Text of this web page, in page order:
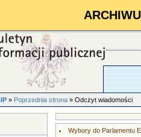
»Poprzednia strona» Odczyt wiadomości
Wybory do Parlamentu